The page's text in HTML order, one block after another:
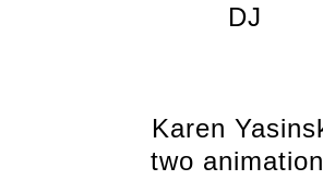
DJ
Karen
two